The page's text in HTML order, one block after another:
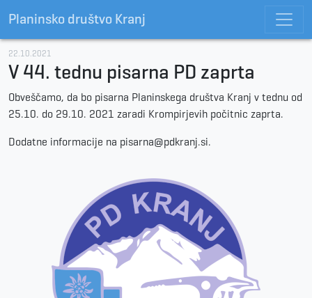
Planinsko društvo Kranj
22.10.2021
V 44. tednu pisarna PD zaprta
Obveščamo, da bo pisarna Planinskega društva Kranj v tednu od
25.10. do 29.10. 2021 zaradi Krompirjevih počitnic zaprta.
Dodatne informacije na pisarna@pdkranj.si.